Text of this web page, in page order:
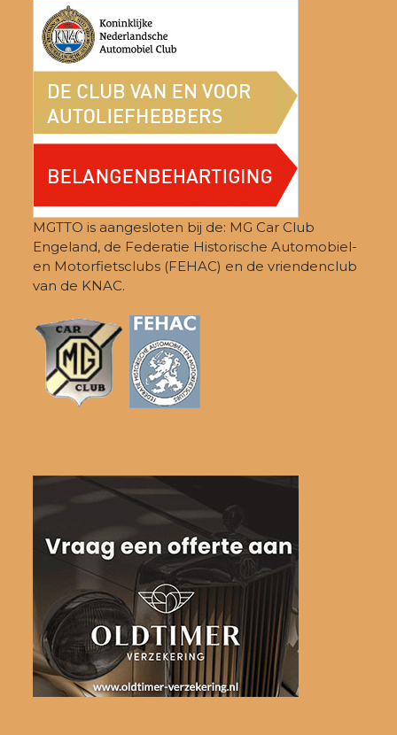
MGTTO is aangesloten bij de: MG Car Club
Engeland, de Federatie Historische Automobiel-
en Motorfietsclubs (FEHAC) en de vriendenclub
van de KNAC.